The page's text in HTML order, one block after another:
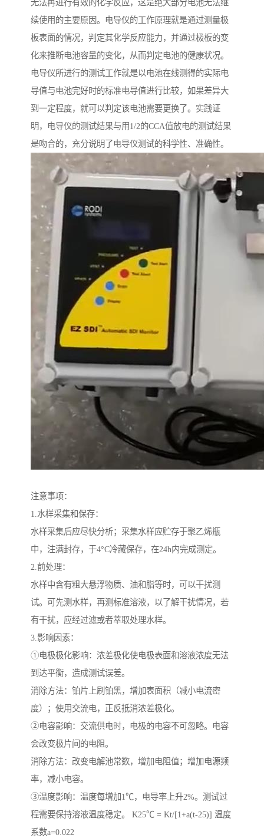
无法再进行有效的化学反应，这是绝大部分电池无法继
续使用的主要原因。电导仪的工作原理就是通过测量极
板表面的情况，判定其化学反应能力，并通过极板的变
化来推断电池容量的变化，从而判定电池的健康状况。
电导仪所进行的测试工作就是以电池在线测得的实际电
导值与电池完好时的标准电导值进行比较，如果差异大
到一定程度，就可以判定该电池需要更换了。实践证
明，电导仪的测试结果与用1/2的CCA值放电的测试结果
是吻合的，充分说明了电导仪测试的科学性、准确性。
注意事项：
1.水样采集和保存：
水样采集后应尽快分析；采集水样应贮存于聚乙烯瓶
中，注满封存，于4°C冷藏保存，在24h内完成测定。
2.前处理：
水样中含有粗大悬浮物质、油和脂等时，可以干扰测
试。可先测水样，再测标准溶液，以了解干扰情况，若
有干扰，应经过滤或者萃取处理水样。
3.影响因素：
①电极极化影响：浓差极化使电极表面和溶液浓度无法
到达平衡，造成测试误差。
消除方法：铂片上刷铂黑，增加表面积（减小电流密
度）；使用交流电，正反抵消浓差极化。
②电容影响：交流供电时，电极的电容不可忽略。电容
会改变极片间的电阻。
消除方法：改变电解池常数，增加电阻值；增加电源频
率，减小电容。
③温度影响：温度每增加1℃，电导率上升2%。测试过
程需要保持溶液温度稳定。 K25℃ = Kt/[1+a(t-25)] 温度
系数a=0.022